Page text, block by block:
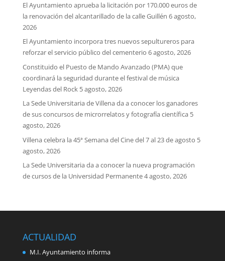
El Ayuntamiento aprueba la licitación por 170.000 euros de
la renovación del alcantarillado de la calle Guillén 6 agosto,
2026
El Ayuntamiento incorpora tres nuevos sepultureros para
reforzar el servicio público del cementerio 6 agosto, 2026
Constituido el Puesto de Mando Avanzado (PMA) que
coordinará la seguridad durante el festival de música
Leyendas del Rock 5 agosto, 2026
La Sede Universitaria de Villena da a conocer los ganadores
de sus concursos de microrrelatos y fotografía científica 5
agosto, 2026
Villena celebra la 45ª Semana del Cine del 7 al 23 de agosto 5
agosto, 2026
La Sede Universitaria da a conocer la nueva programación
de cursos de la Universidad Permanente4 agosto, 2026
ACTUALIDAD
M.I. Ayuntamiento informa